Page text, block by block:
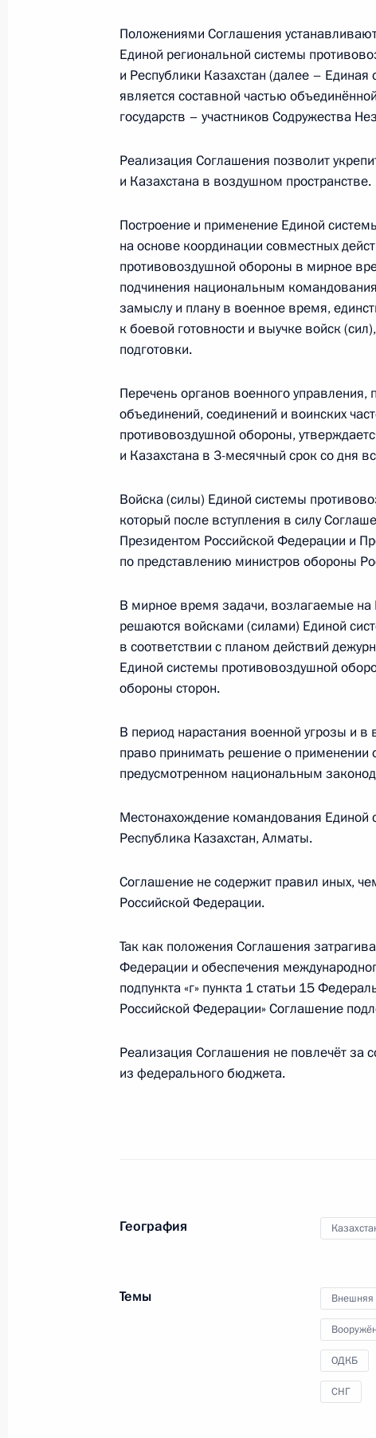
Внесено изменение в статью 28.4
25 ноября 2013 года, 14:15
Подписан закон о ратификации
25 ноября 2013 года, 14:00
22 ноября 2013 года, пятница
В Госдуму на рассмотрение внесён
кандидатов в Верховный Суд
В Госдуму на рассмотрение внесён
22 ноября 2013 года, 10:20
о внесении изменений в закон о
22 ноября 2013 года, 10:00
21 ноября 2013 года, четверг
Светлана Лукаш назначена
21 ноября 2013 года, 15:00
20 ноября 2013 года, среда
20 ноября 2013 года, 13:20
15 ноября 2013 года, пятница
Указ о награждении Рязанского
Павел Попов назначен заместителем
Положениями Соглашения
Единой региональной системы
и Республики Казахстан (далее –
является составной частью
государств – участников Содружества
Реализация Соглашения позволит
и Казахстана в воздушном пространстве.
Построение и применение Единой
на основе координации совместных
противовоздушной обороны в мирное
подчинения национальным
замыслу и плану в военное время,
к боевой готовности и выучке войск
подготовки.
Перечень органов военного управления,
объединений, соединений и воинских
противовоздушной обороны,
и Казахстана в 3-месячный срок со дня
Войска (силы) Единой системы
который после вступления в силу
Президентом Российской Федерации и
по представлению министров обороны
В мирное время задачи, возлагаемые
решаются войсками (силами) Единой
в соответствии с планом действий
Единой системы противовоздушной
обороны сторон.
В период нарастания военной угрозы и
право принимать решение о применении
предусмотренном национальным
Местонахождение командования
Республика Казахстан, Алматы.
Соглашение не содержит правил иных,
Российской Федерации.
Так как положения Соглашения
Федерации и обеспечения
подпункта «г» пункта 1 статьи 15
Российской Федерации» Соглашение
Реализация Соглашения не повлечёт за
из федерального бюджета.
География
Темы Внешняя
ОДКБ
СНГ